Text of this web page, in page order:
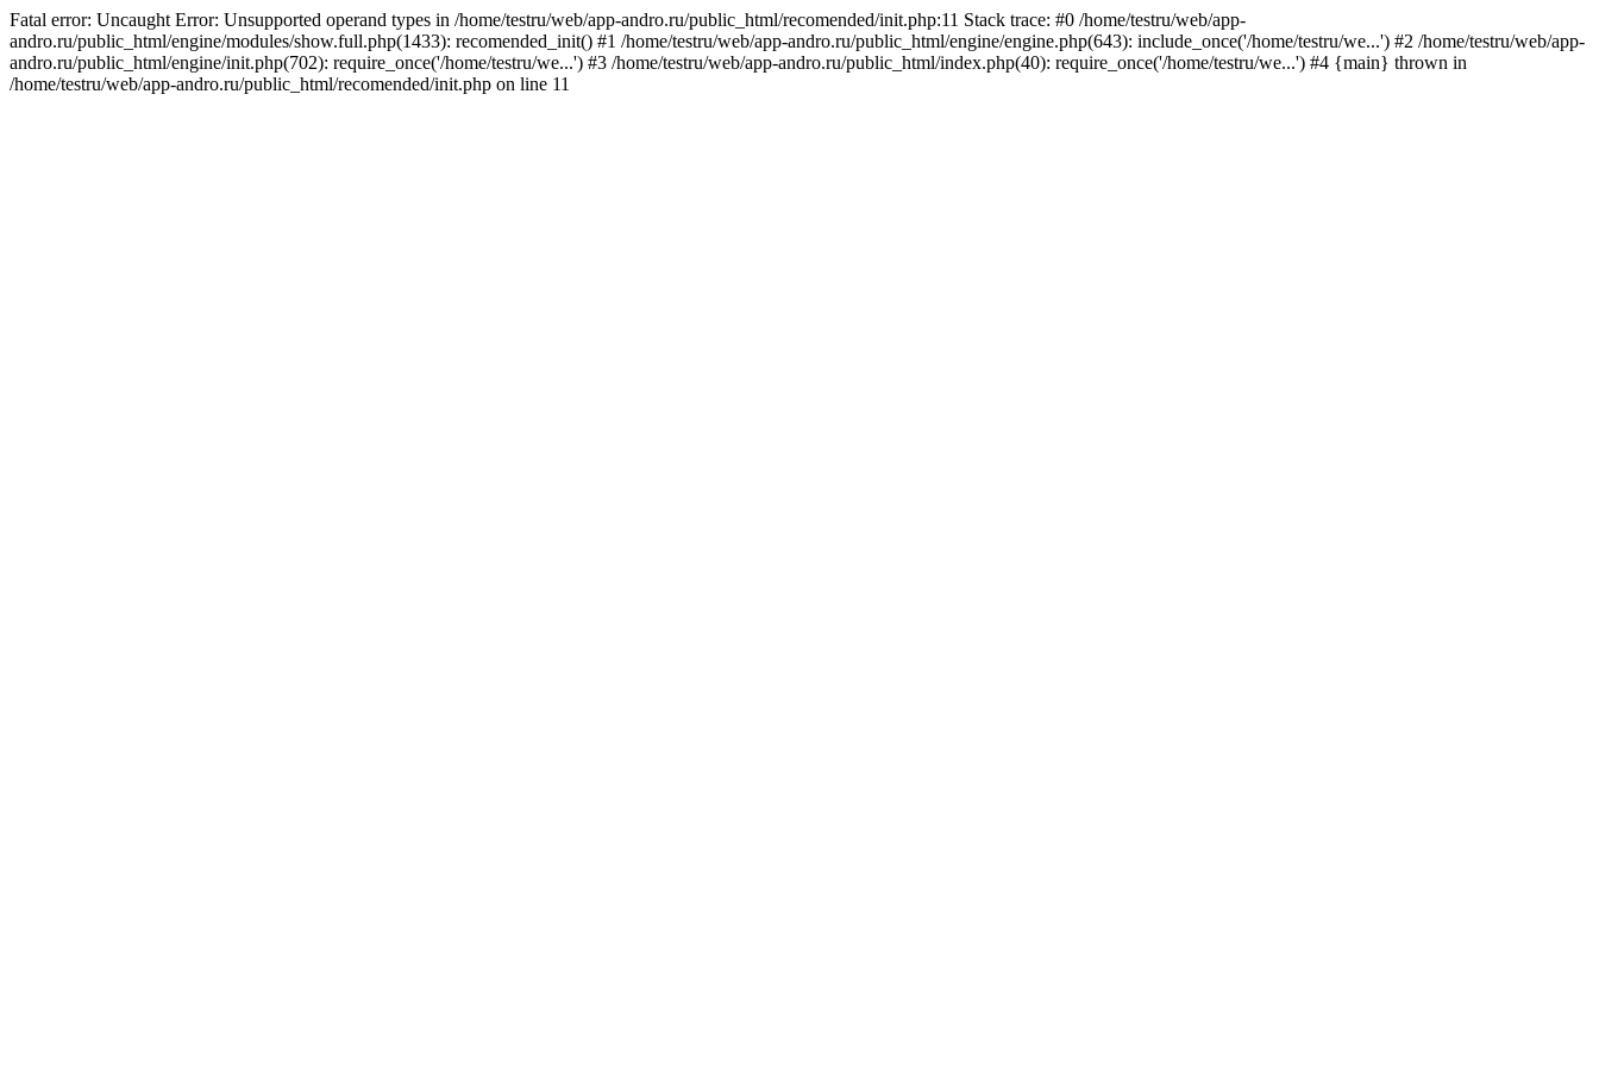
Fatal error: Uncaught Error: Unsupported operand types in /home/testru/web/app-andro.ru/public_html/recomended/init.php:11 Stack trace: #0 /home/testru/web/app-
andro.ru/public_html/engine/modules/show.full.php(1433): recomended_init() #1 /home/testru/web/app-andro.ru/public_html/engine/engine.php(643): include_once('/home/testru/we...') #2 /home/testru/web/app-
andro.ru/public_html/engine/init.php(702): require_once('/home/testru/we...') #3 /home/testru/web/app-andro.ru/public_html/index.php(40): require_once('/home/testru/we...') #4 {main} thrown in
/home/testru/web/app-andro.ru/public_html/recomended/init.php on line 11